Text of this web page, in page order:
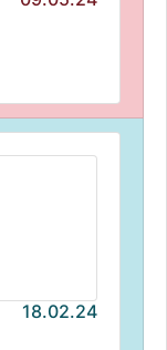
18.02.24